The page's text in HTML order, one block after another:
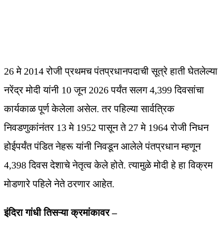
26 मे 2014 रोजी प्रथमच पंतप्रधानपदाची सूत्रे हाती घेतलेल्या
नरेंद्र मोदी यांनी 10 जून 2026 पर्यंत सलग 4,399 दिवसांचा
कार्यकाळ पूर्ण केलेला असेल. तर पहिल्या सार्वत्रिक
निवडणुकांनंतर 13 मे 1952 पासून ते 27 मे 1964 रोजी निधन
होईपर्यंत पंडित नेहरू यांनी निवडून आलेले पंतप्रधान म्हणून
4,398 दिवस देशाचे नेतृत्व केले होते. त्यामुळे मोदी हे हा विक्रम
मोडणारे पहिले नेते ठरणार आहेत.
इंदिरा गांधी तिसऱ्या क्रमांकावर –